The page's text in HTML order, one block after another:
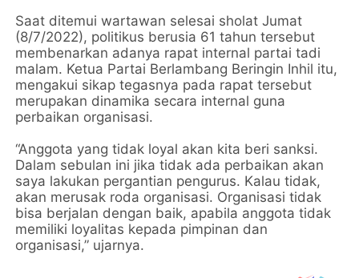
Saat ditemui wartawan selesai sholat Jumat
(8/7/2022), politikus berusia 61 tahun tersebut
membenarkan adanya rapat internal partai tadi
malam. Ketua Partai Berlambang Beringin Inhil itu,
mengakui sikap tegasnya pada rapat tersebut
merupakan dinamika secara internal guna
perbaikan organisasi.
“Anggota yang tidak loyal akan kita beri sanksi.
Dalam sebulan ini jika tidak ada perbaikan akan
saya lakukan pergantian pengurus. Kalau tidak,
akan merusak roda organisasi. Organisasi tidak
bisa berjalan dengan baik, apabila anggota tidak
memiliki loyalitas kepada pimpinan dan
organisasi,” ujarnya.